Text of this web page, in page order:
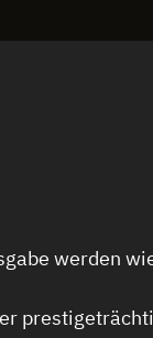
werden